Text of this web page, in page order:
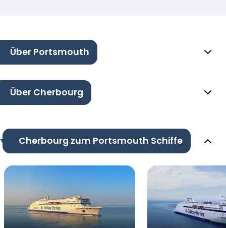
Über Portsmouth
Über Cherbourg
Cherbourg zum Portsmouth Schiffe